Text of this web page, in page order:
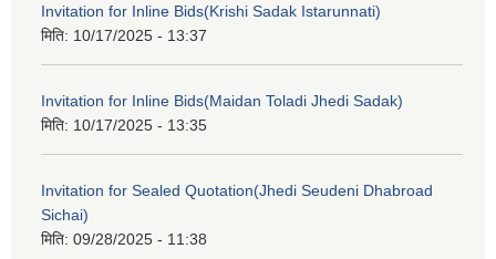
Invitation for Inline Bids(Krishi Sadak Istarunnati)
मिति: 10/17/2025 - 13:37
Invitation for Inline Bids(Maidan Toladi Jhedi Sadak)
मिति: 10/17/2025 - 13:35
Invitation for Sealed Quotation(Jhedi Seudeni Dhabroad
Sichai)
मिति: 09/28/2025 - 11:38